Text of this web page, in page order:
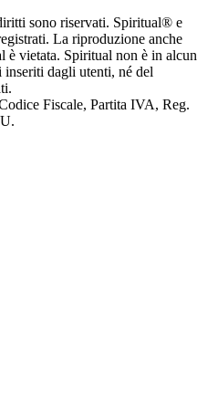
sono riservati. Spiritual® e
La riproduzione anche
è vietata. Spiritual non è in alcun
inseriti dagli utenti, né del
Fiscale, Partita IVA, Reg.